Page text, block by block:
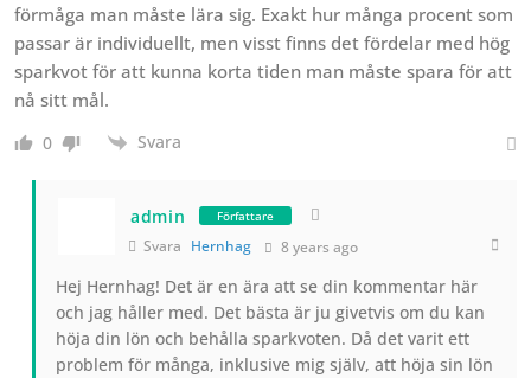
förmåga man måste lära sig. Exakt hur många procent som
passar är individuellt, men visst finns det fördelar med hög
sparkvot för att kunna korta tiden man måste spara för att
nå sitt mål.
0 Svara
admin Författare
Svara Hernhag 8 years ago
Hej Hernhag! Det är en ära att se din kommentar här
och jag håller med. Det bästa är ju givetvis om du kan
höja din lön och behålla sparkvoten. Då det varit ett
problem för många, inklusive mig själv, att höja sin lön